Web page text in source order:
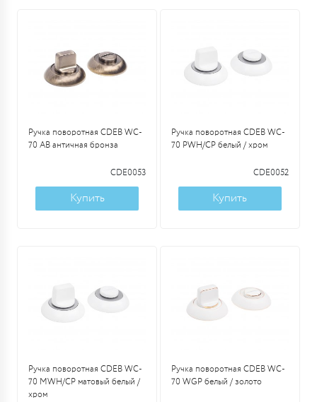
Ручка поворотная CDEB WC-
70 AB античная бронза
CDE0053
Купить
Ручка поворотная CDEB WC-
70 PWH/CP белый / хром
CDE0052
Купить
Ручка поворотная CDEB WC-
70 MWH/CP матовый белый /
хром
Ручка поворотная CDEB WC-
70 WGP белый / золото